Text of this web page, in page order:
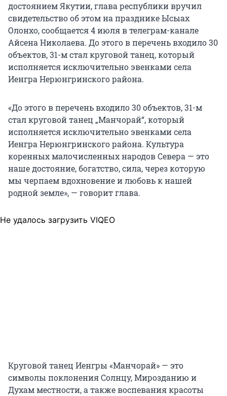
достоянием Якутии, глава республики вручил
свидетельство об этом на празднике Ысыах
Олонхо, сообщается 4 июля в телеграм-канале
Айсена Николаева. До этого в перечень входило 30
объектов, 31-м стал круговой танец, который
исполняется исключительно эвенками села
Иенгра Нерюнгринского района.
«До этого в перечень входило 30 объектов, 31-м
стал круговой танец „Манчорай“, который
исполняется исключительно эвенками села
Иенгра Нерюнгринского района. Культура
коренных малочисленных народов Севера — это
наше достояние, богатство, сила, через которую
мы черпаем вдохновение и любовь к нашей
родной земле», — говорит глава.
Не удалось загрузить VIQEO
Круговой танец Иенгры «Манчорай» — это
символы поклонения Солнцу, Мирозданию и
Духам местности, а также воспевания красоты